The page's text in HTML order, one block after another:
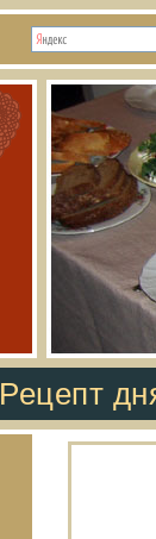
Рецепт